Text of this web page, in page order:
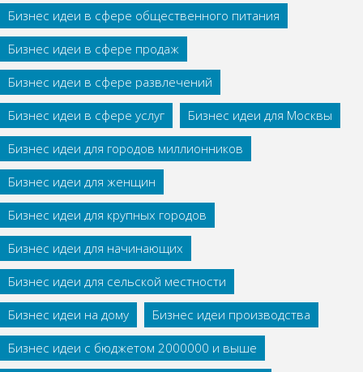
Бизнес идеи в сфере общественного питания
Бизнес идеи в сфере продаж
Бизнес идеи в сфере развлечений
Бизнес идеи в сфере услуг
Бизнес идеи для Москвы
Бизнес идеи для городов миллионников
Бизнес идеи для женщин
Бизнес идеи для крупных городов
Бизнес идеи для начинающих
Бизнес идеи для сельской местности
Бизнес идеи на дому
Бизнес идеи производства
Бизнес идеи с бюджетом 2000000 и выше